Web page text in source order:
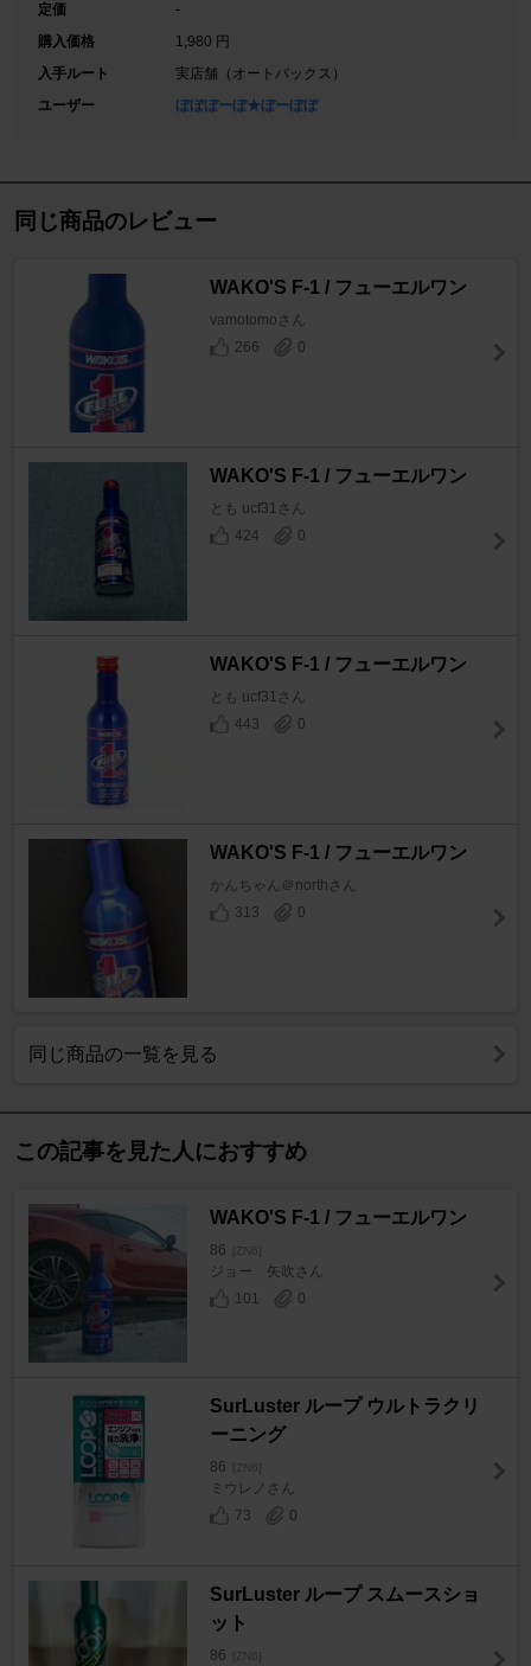
定価
-
購入価格
1,980 円
入手ルート
実店舗（オートバックス）
ユーザー
ぼぼぼーぼ★ぼーぼぼ
同じ商品のレビュー
WAKO'S F-1 / フューエルワン
vamotomoさん
266
0
WAKO'S F-1 / フューエルワン
とも ucf31さん
424
0
WAKO'S F-1 / フューエルワン
とも ucf31さん
443
0
WAKO'S F-1 / フューエルワン
かんちゃん＠northさん
313
0
同じ商品の一覧を見る
この記事を見た人におすすめ
WAKO'S F-1 / フューエルワン
86 [ZN6]
ジョー 矢吹さん
101
0
SurLuster ループ ウルトラクリ
ーニング
86 [ZN6]
ミウレノさん
73
0
SurLuster ループ スムースショ
ット
86 [ZN6]